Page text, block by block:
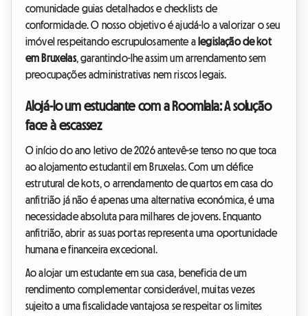
comunidade guias detalhados e checklists de
conformidade. O nosso objetivo é ajudá-lo a valorizar o seu
imóvel respeitando escrupulosamente a legislação de kot
em Bruxelas, garantindo-lhe assim um arrendamento sem
preocupações administrativas nem riscos legais.
Alojá-lo um estudante com a Roomlala: A solução
face à escassez
O início do ano letivo de 2026 antevê-se tenso no que toca
ao alojamento estudantil em Bruxelas. Com um défice
estrutural de kots, o arrendamento de quartos em casa do
anfitrião já não é apenas uma alternativa económica, é uma
necessidade absoluta para milhares de jovens. Enquanto
anfitrião, abrir as suas portas representa uma oportunidade
humana e financeira excecional.
Ao alojar um estudante em sua casa, beneficia de um
rendimento complementar considerável, muitas vezes
sujeito a uma fiscalidade vantajosa se respeitar os limites